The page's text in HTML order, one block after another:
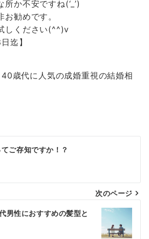
か不安ですね(‘_’)
勧めです。
しください(^^)v
迄】
歳代に人気の成婚重視の結婚相
ご存知ですか！？
次のページ
男性におすすめの髪型と